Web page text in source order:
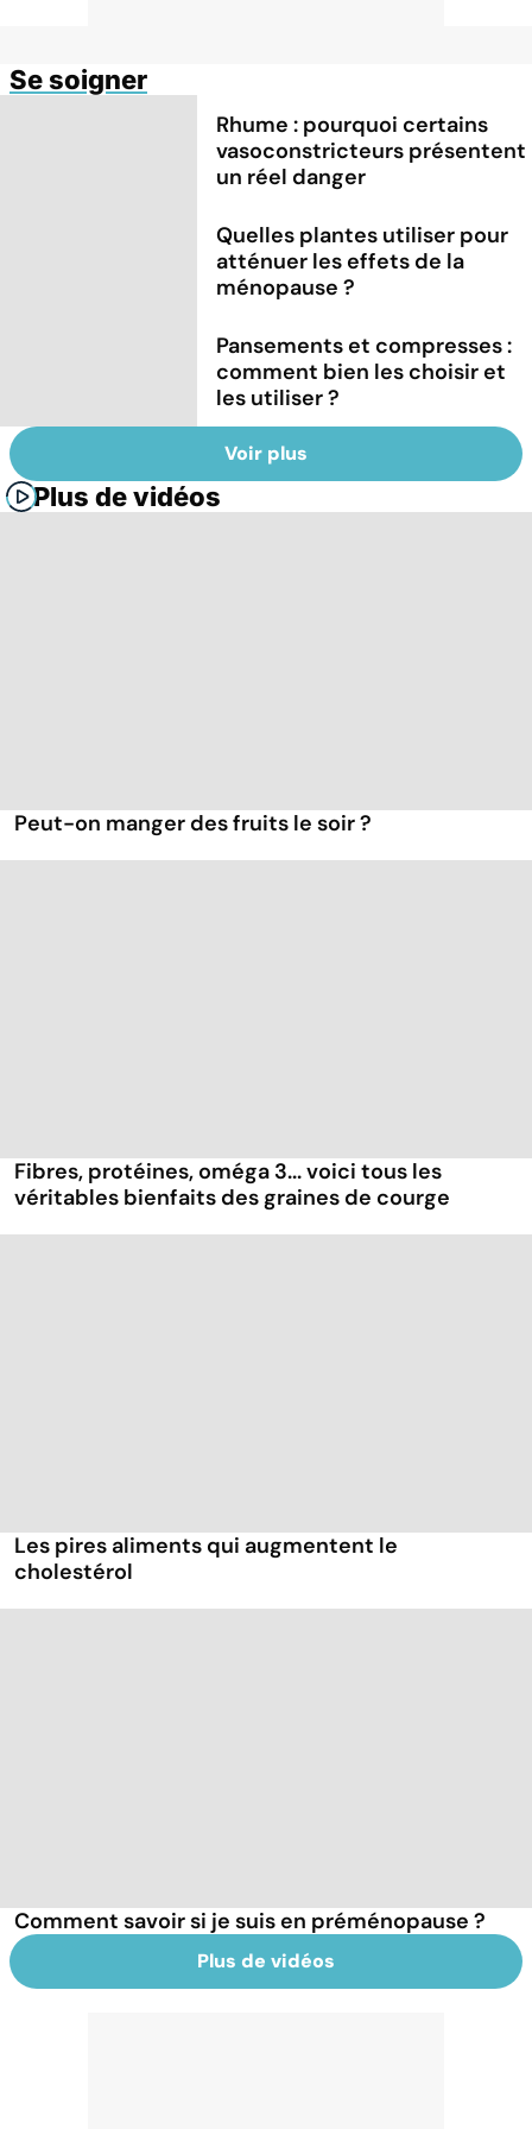
Se soigner
Rhume : pourquoi certains
vasoconstricteurs présentent
un réel danger
Quelles plantes utiliser pour
atténuer les effets de la
ménopause ?
Pansements et compresses :
comment bien les choisir et
les utiliser ?
Voir plus
Plus de vidéos
Peut-on manger des fruits le soir ?
Fibres, protéines, oméga 3... voici tous les
véritables bienfaits des graines de courge
Les pires aliments qui augmentent le
cholestérol
Comment savoir si je suis en préménopause ?
Plus de vidéos